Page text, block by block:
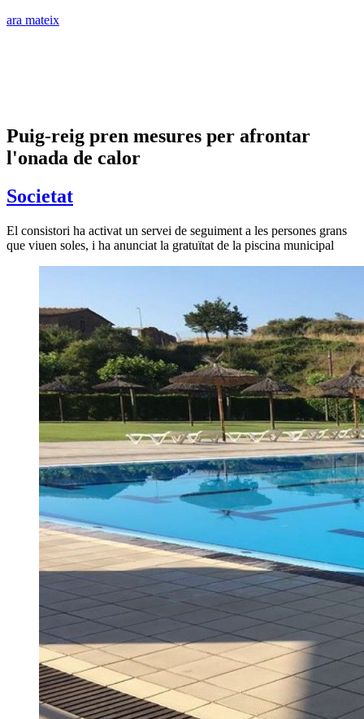
ara mateix
Puig-reig pren mesures per afrontar
l'onada de calor
Societat
El consistori ha activat un servei de seguiment a les persones grans
que viuen soles, i ha anunciat la gratuïtat de la piscina municipal